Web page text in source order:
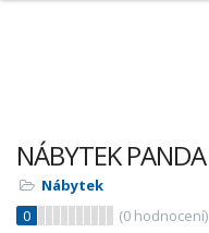
NÁBYTEK PANDA
Nábytek
0
(0 hodnocení)